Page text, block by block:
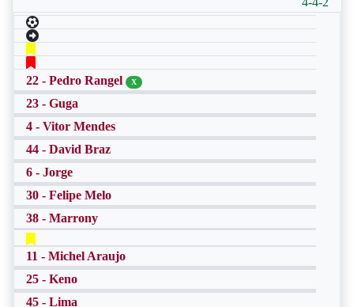
22 - Pedro Rangel X
23 - Guga
4 - Vitor Mendes
44 - David Braz
6 - Jorge
30 - Felipe Melo
38 - Marrony
11 - Michel Araujo
25 - Keno
45 - Lima